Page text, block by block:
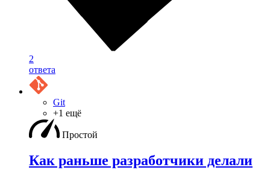
2
ответа
Git
+1 ещё
Простой
Как раньше разработчики делали